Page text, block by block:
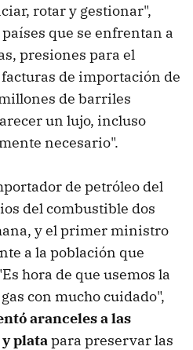
rotar y gestionar",
que se enfrentan a
presiones para el
de importación de
de barriles
un lujo, incluso
necesario".
de petróleo del
del combustible dos
y el primer ministro
a la población que
hora de que usemos la
con mucho cuidado",
aranceles a las
platapara preservar las